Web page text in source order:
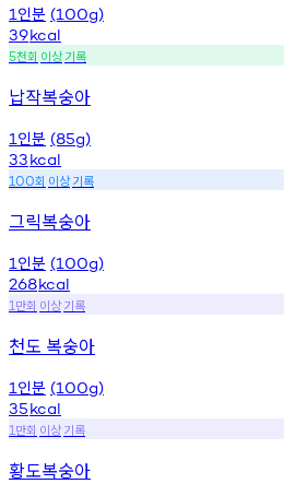
1 인분 (100g)
39kcal
5천회 이상기록
납작복숭아
1 인분 (85g)
33kcal
100회 이상기록
그릭복숭아
1 인분 (100g)
268kcal
1 만회 이상기록
천도 복숭아
1 인분 (100g)
35kcal
1 만회 이상기록
황도복숭아